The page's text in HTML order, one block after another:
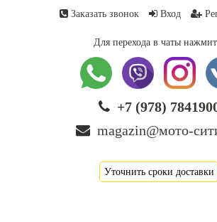
Заказать звонок Вход
Для перехода в чаты
+7 (978)
magazin@мото-
Уточнить сроки доставки